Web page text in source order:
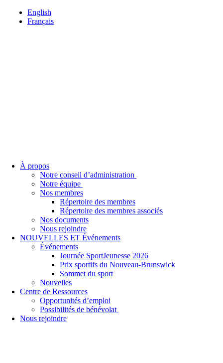
English
Français
À propos
Notre conseil d’administration
Notre équipe
Nos membres
Répertoire des membres
Répertoire des membres associés
Nos documents
Nous rejoindre
NOUVELLES ET Événements
Événements
Journée SportJeunesse 2026
Prix sportifs du Nouveau-Brunswick
Sommet du sport
Nouvelles
Centre de Ressources
Opportunités d’emploi
Possibilités de bénévolat
Nous rejoindre